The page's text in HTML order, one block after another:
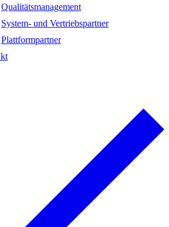
Qualitätsmanagement
System- und Vertriebspartner
Plattformpartner